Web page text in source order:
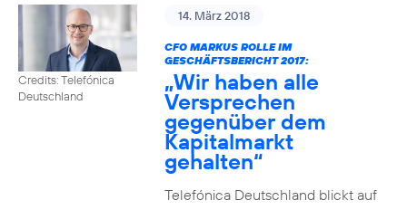
Credits: Telefónica
Deutschland
14. März 2018
CFO MARKUS ROLLE IM
GESCHÄFTSBERICHT 2017:
„Wir haben alle
Versprechen
gegenüber dem
Kapitalmarkt
gehalten“
Telefónica Deutschland blickt auf